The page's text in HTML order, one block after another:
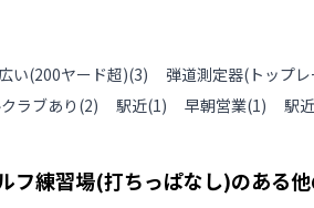
い(200ヤード超)(3) 弾道測定器(トップ
ラブあり(2) 駅近(1) 早朝営業(1) 駅
フ練習場(打ちっぱなし)のある